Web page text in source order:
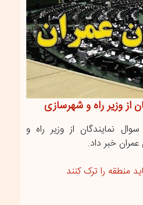
ایری از رسیدگی به ۲۱ سوال نمایندگان از وزیر راه و
خبر داد.
منطقه را ترک کنند